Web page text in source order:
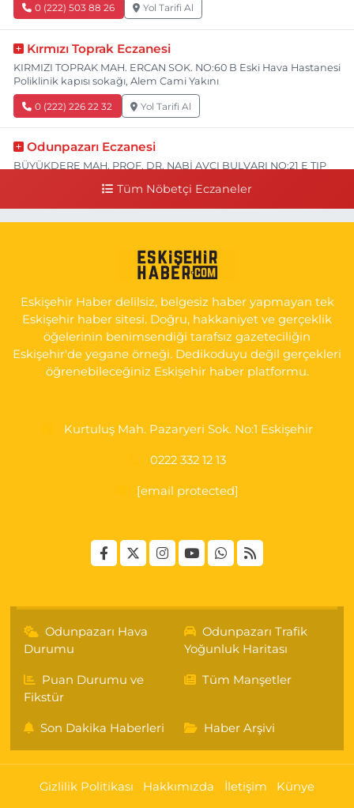
0 (222) 503 88 26 Yol Tarifi Al
Kırmızı Toprak Eczanesi
KIRMIZI TOPRAK MAH. ERCAN SOK. NO:60 B Eski Hava Hastanesi
Poliklinik kapısı sokağı, Alem Cami Yakını
0 (222) 226 22 32 Yol Tarifi Al
Odunpazarı Eczanesi
BÜYÜKDERE MAH. PROF. DR. NABİ AVCI BULVARI NO:21 E TIP
YENİDOĞAN MH.ŞEHİT SERKAN ÖZAYDIN CD.8 B ESKİ DEVLET
0 (222) 237 75 17 Yol Tarifi Al
Tüm Nöbetçi Eczaneler
Eskişehir Haber delilsiz, belgesiz haber yapmayan tek
Eskişehir haber sitesi. Doğru, hakkaniyet ve gerçeklik
öğelerinin benimsendiği tarafsız gazeteciliğin
Eskişehir'de yegane örneği. Dedikoduyu değil gerçekleri
öğrenebileceğiniz Eskişehir haber platformu.
Kurtuluş Mah. Pazaryeri Sok. No:1 Eskişehir
0222 332 12 13
[email protected]
Odunpazarı Hava
Durumu
Odunpazarı Trafik
Yoğunluk Haritası
Puan Durumu ve
Fikstür
Tüm Manşetler
Son Dakika Haberleri Haber Arşivi
Gizlilik Politikası Hakkımızda İletişim Künye